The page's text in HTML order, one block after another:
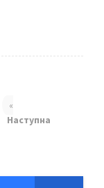
«
Наступна